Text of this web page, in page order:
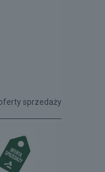
sprzedaży